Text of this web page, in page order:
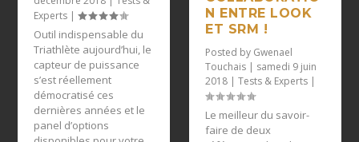
Experts |
Outil indispensable du
Triathlète aujourd’hui, le
capteur de puissance
s’est réellement
démocratisé ces
dernières années et le
panel d’options
N ENTRE LOOK
ET SRM !
Posted by Gwenael
Touchais | samedi 9 juin
2018 | Tests & Experts |
Le meilleur du savoir-
faire de deux